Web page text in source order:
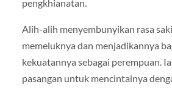
pengkhianatan.
Alih-alih menyembunyikan rasa
memeluknya dan menjadikannya
kekuatannya sebagai perempuan.
pasangan untuk mencintainya